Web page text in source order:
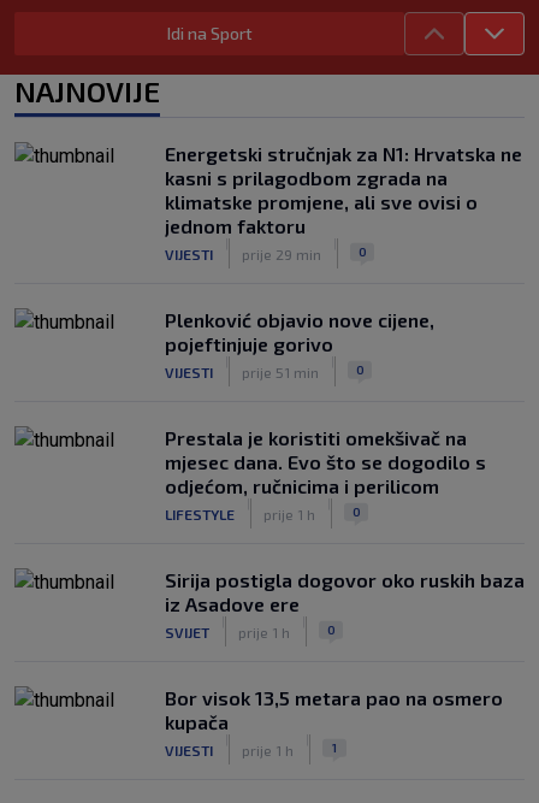
SK
|
prije 5 h
Idi na Sport
NAJNOVIJE
Energetski stručnjak za N1: Hrvatska ne
kasni s prilagodbom zgrada na
klimatske promjene, ali sve ovisi o
jednom faktoru
VIJESTI prije 29 min 0
Plenković objavio nove cijene,
pojeftinjuje gorivo
VIJESTI prije 51 min 0
Prestala je koristiti omekšivač na
mjesec dana. Evo što se dogodilo s
odjećom, ručnicima i perilicom
LIFESTYLE prije 1 h 0
Sirija postigla dogovor oko ruskih baza
iz Asadove ere
SVIJET prije 1 h 0
Bor visok 13,5 metara pao na osmero
kupača
VIJESTI prije 1 h 1